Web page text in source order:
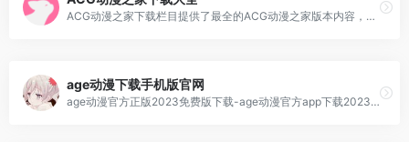
ACG动漫之家下载栏目提供了最全的ACG动漫之家版本内容，喜欢这款软件的用户，可以下载最新的官方版本，还能够找到相同类型的APP，保证每一位来到这里的玩家都能够找到感兴趣软件版本。
age动漫下载手机版官网
age动漫官方正版2023免费版下载-age动漫官方app下载2023最新版安卓免费版